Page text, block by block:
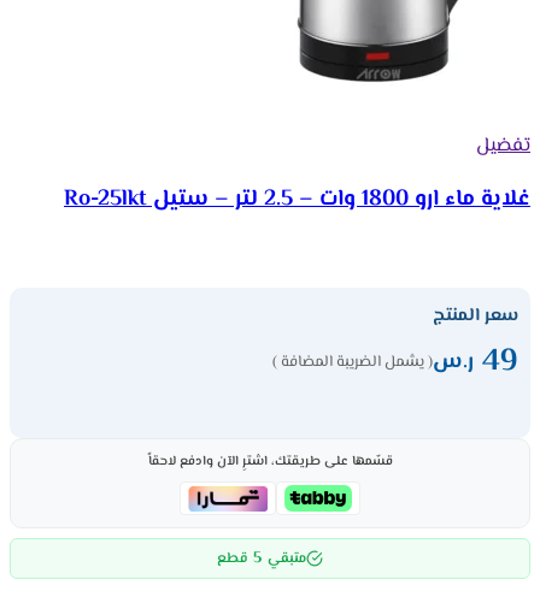
تفضيل
غلاية ماء ارو 1800 وات – 2.5 لتر – ستيل Ro-25lkt
سعر المنتج
49 ر.س( يشمل الضريبة المضافة )
قسّمها على طريقتك، اشترِ الآن وادفع لاحقاً
متبقي 5 قطع